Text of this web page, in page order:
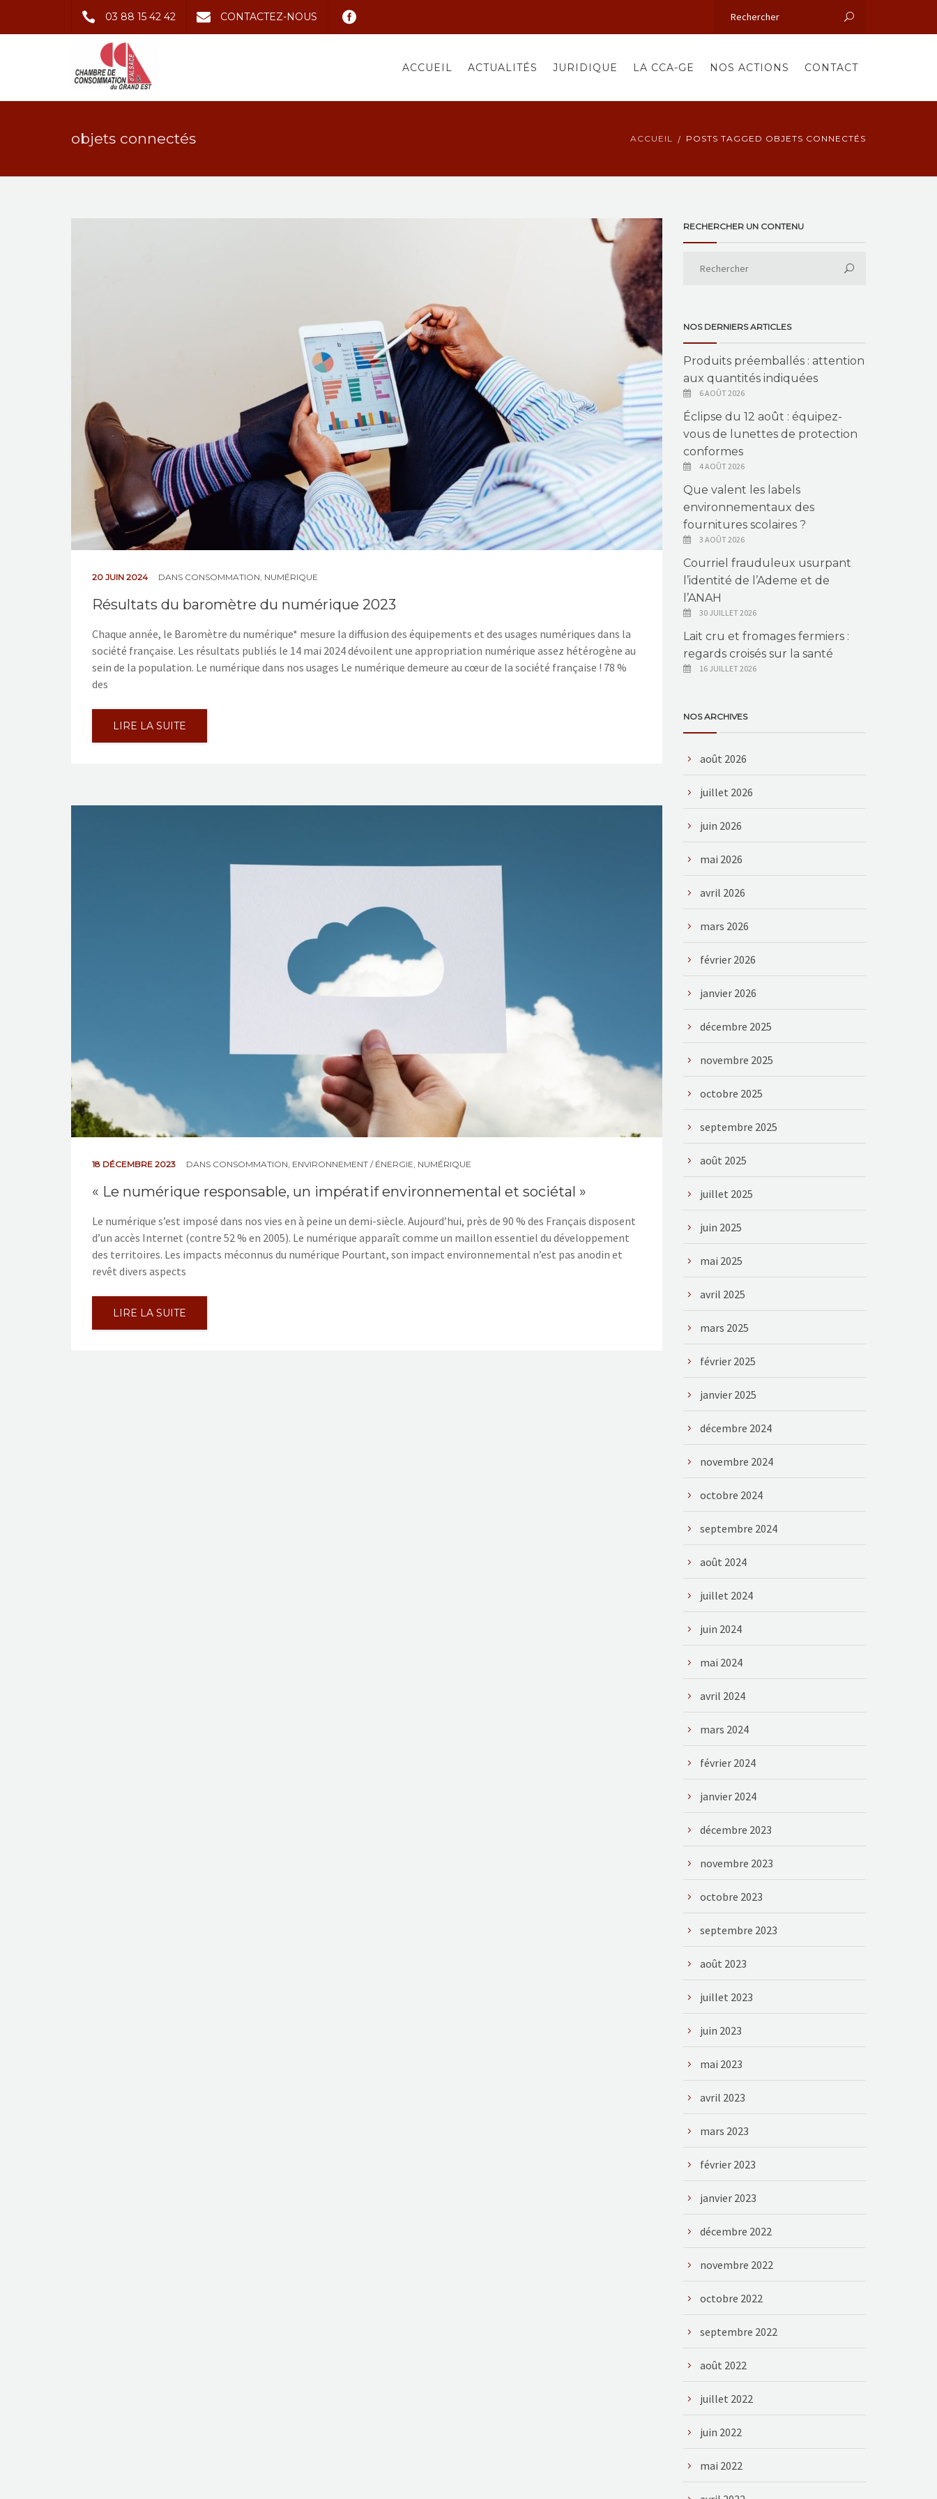
03 88 15 42 42 CONTACTEZ-NOUS
ACCUEIL ACTUALITÉS JURIDIQUE LA CCA-GE NOS ACTIONS CONTACT
objets connectés ACCUEIL POSTS TAGGED OBJETS CONNECTÉS
20 JUIN 2024 DANS CONSOMMATION NUMÉRIQUE
Résultats du baromètre du numérique 2023
Chaque année, le Baromètre du numérique* mesure la diffusion des équipements et des usages numériques dans la
société française. Les résultats publiés le 14 mai 2024 dévoilent une appropriation numérique assez hétérogène au
sein de la population. Le numérique dans nos usages Le numérique demeure au cœur de la société française ! 78 %
des
LIRE LA SUITE
18 DÉCEMBRE 2023 DANS CONSOMMATION ENVIRONNEMENT / ÉNERGIE NUMÉRIQUE
« Le numérique responsable, un impératif environnemental et sociétal »
Le numérique s’est imposé dans nos vies en à peine un demi-siècle. Aujourd’hui, près de 90 % des Français disposent
d’un accès Internet (contre 52 % en 2005). Le numérique apparaît comme un maillon essentiel du développement
des territoires. Les impacts méconnus du numérique Pourtant, son impact environnemental n’est pas anodin et
revêt divers aspects
LIRE LA SUITE
RECHERCHER UN CONTENU
NOS DERNIERS ARTICLES
Produits préemballés : attention
aux quantités indiquées
6 AOÛT 2026
Éclipse du 12 août : équipez-
vous de lunettes de protection
conformes
4 AOÛT 2026
Que valent les labels
environnementaux des
fournitures scolaires ?
3 AOÛT 2026
Courriel frauduleux usurpant
l’identité de l’Ademe et de
l’ANAH
30 JUILLET 2026
Lait cru et fromages fermiers :
regards croisés sur la santé
16 JUILLET 2026
NOS ARCHIVES
août 2026
juillet 2026
juin 2026
mai 2026
avril 2026
mars 2026
février 2026
janvier 2026
décembre 2025
novembre 2025
octobre 2025
septembre 2025
août 2025
juillet 2025
juin 2025
mai 2025
avril 2025
mars 2025
février 2025
janvier 2025
décembre 2024
novembre 2024
octobre 2024
septembre 2024
août 2024
juillet 2024
juin 2024
mai 2024
avril 2024
mars 2024
février 2024
janvier 2024
décembre 2023
novembre 2023
octobre 2023
septembre 2023
août 2023
juillet 2023
juin 2023
mai 2023
avril 2023
mars 2023
février 2023
janvier 2023
décembre 2022
novembre 2022
octobre 2022
septembre 2022
août 2022
juillet 2022
juin 2022
mai 2022